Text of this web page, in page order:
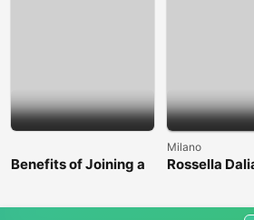
Benefits of Joining a
Professional Nasha
Milano
Rossella